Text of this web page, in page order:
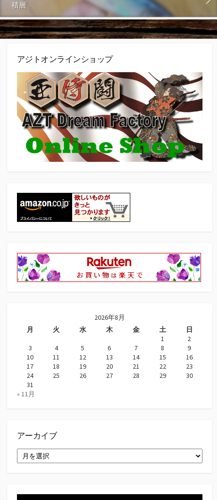
積層
アジトオンラインショップ
2026年8月
月
火 水 木 金 土
日
1
2
3
4 5 6 7 8
9
10
11 12 13 14 15
16
17
18 19 20 21 22
23
24
25 26 27 28 29
30
31
« 11月
アーカイブ
ー